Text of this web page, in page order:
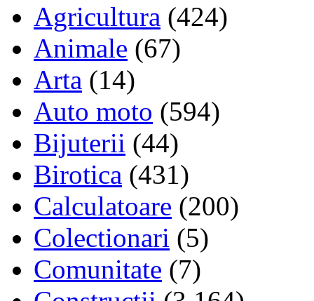
Agricultura (424)
Animale (67)
Arta (14)
Auto moto (594)
Bijuterii (44)
Birotica (431)
Calculatoare (200)
Colectionari (5)
Comunitate (7)